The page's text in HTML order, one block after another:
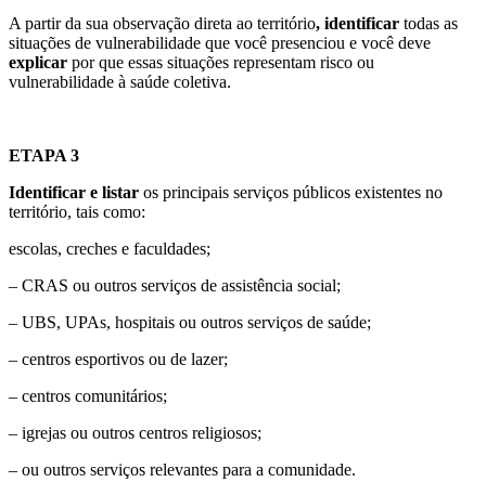
A partir da sua observação direta ao território, identificar todas as
situações de vulnerabilidade que você presenciou e você deve
explicar por que essas situações representam risco ou
vulnerabilidade à saúde coletiva.
ETAPA 3
Identificar e listar os principais serviços públicos existentes no
território, tais como:
escolas, creches e faculdades;
– CRAS ou outros serviços de assistência social;
– UBS, UPAs, hospitais ou outros serviços de saúde;
– centros esportivos ou de lazer;
– centros comunitários;
– igrejas ou outros centros religiosos;
– ou outros serviços relevantes para a comunidade.